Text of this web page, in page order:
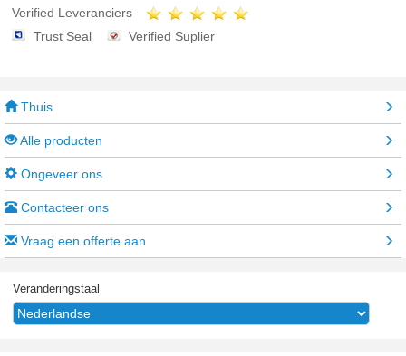
Verified Leveranciers
Trust Seal
Verified Suplier
Thuis
Alle producten
Ongeveer ons
Contacteer ons
Vraag een offerte aan
Veranderingstaal